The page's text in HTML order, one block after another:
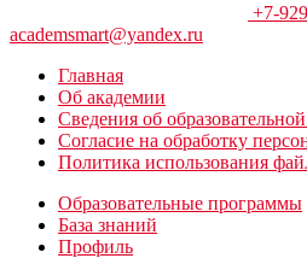
+7-
academsmart@yandex.ru
Главная
Об академии
Сведения об
Согласие на обработку
Политика использования
Образовательные программы
База знаний
Профиль